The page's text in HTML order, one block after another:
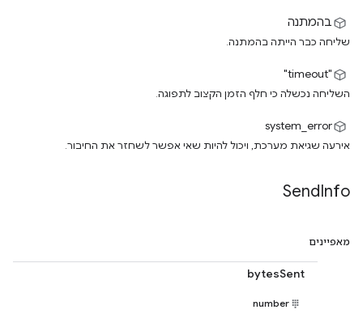
בהמתנה
שליחה כבר הייתה בהמתנה.
"timeout"
השליחה נכשלה כי חלף הזמן הקצוב לתפוגה.
system_error
אירעה שגיאת מערכת, ויכול להיות שאי אפשר לשחזר את החיבור.
SendInfo
מאפיינים
bytesSent
number